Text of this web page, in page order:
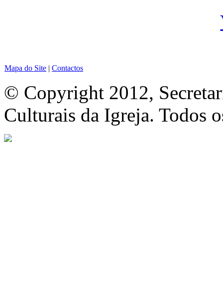
Mapa do Site | Contactos
© Copyright 2012,
Culturais da Igreja. Todos